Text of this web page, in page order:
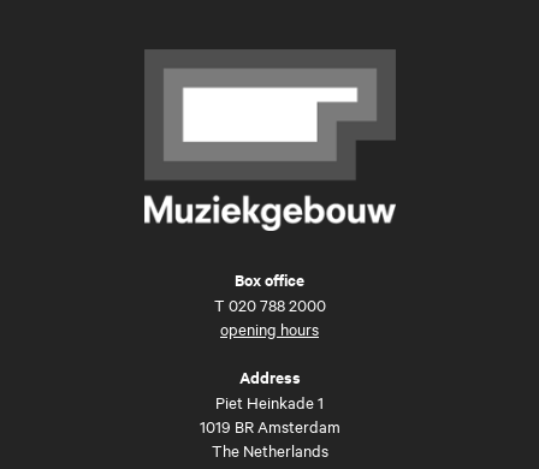
Box office
T 020 788 2000
opening hours
Address
Piet Heinkade 1
1019 BR Amsterdam
The Netherlands